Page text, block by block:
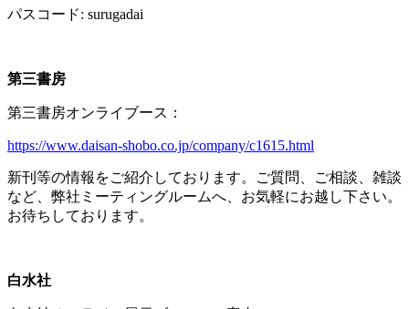
パスコード: surugadai
第三書房
第三書房オンライブース：
https://www.daisan-shobo.co.jp/company/c1615.html
新刊等の情報をご紹介しております。ご質問、ご相談、雑談
など、弊社ミーティングルームへ、お気軽にお越し下さい。
お待ちしております。
白水社